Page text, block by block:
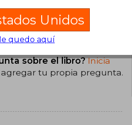
sobre el libro
sobre el libro?Inicia
tu propia pregunta.
Unidos
quedo aquí